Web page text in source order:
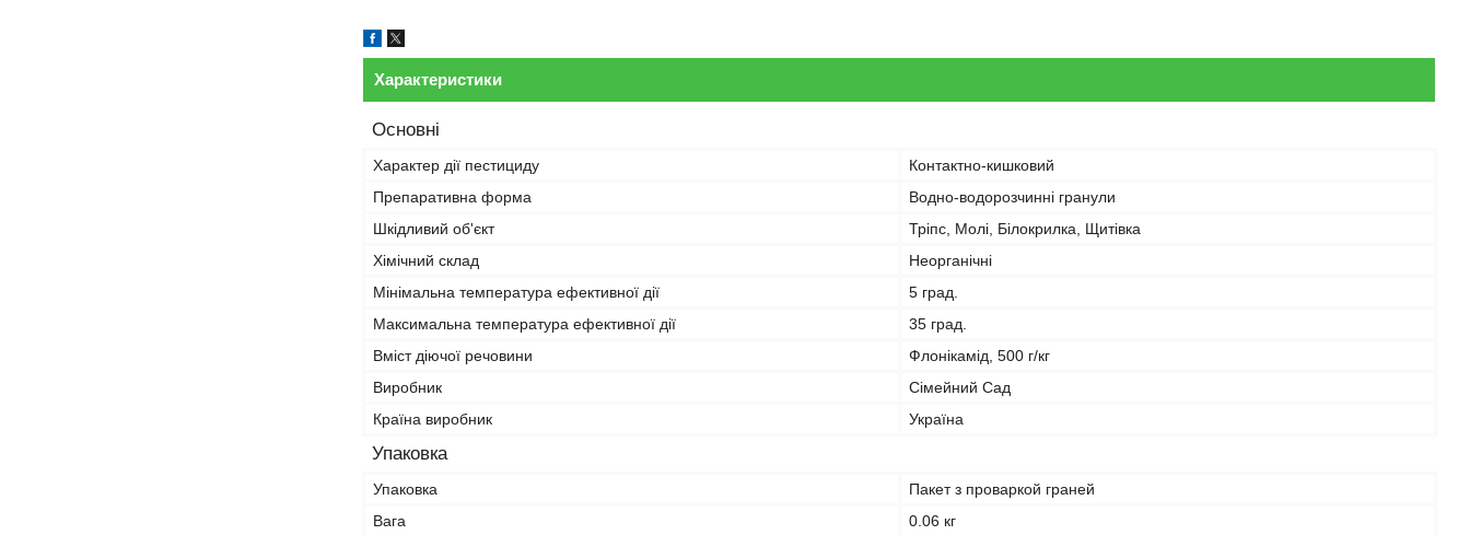
Характеристики
Основні
Характер дії пестициду
Контактно-кишковий
Препаративна форма
Водно-водорозчинні гранули
Шкідливий об'єкт
Тріпс, Молі, Білокрилка, Щитівка
Хімічний склад
Неорганічні
Мінімальна температура ефективної дії
5 град.
Максимальна температура ефективної дії
35 град.
Вміст діючої речовини
Флонікамід, 500 г/кг
Виробник
Сімейний Сад
Країна виробник
Україна
Упаковка
Упаковка
Пакет з проваркой граней
Вага
0.06 кг